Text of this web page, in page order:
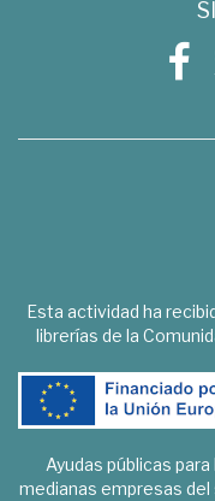
Esta actividad ha
librerías de la
Ayudas públicas
medianas empresas